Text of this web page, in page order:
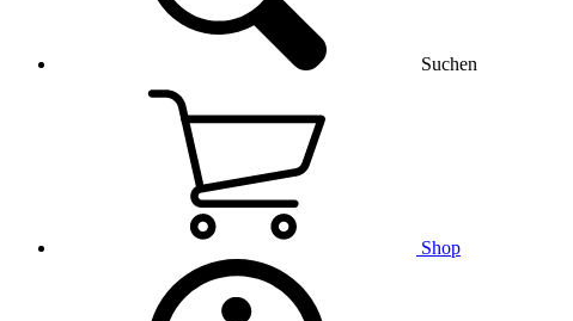
Suchen
Shop